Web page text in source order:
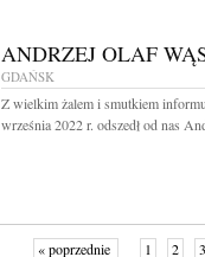
ANDRZEJ OLAF
GDAŃSK
Z wielkim żalem i smutkiem
września 2022 r. odszedł od nas
« poprzednie 1 2 3